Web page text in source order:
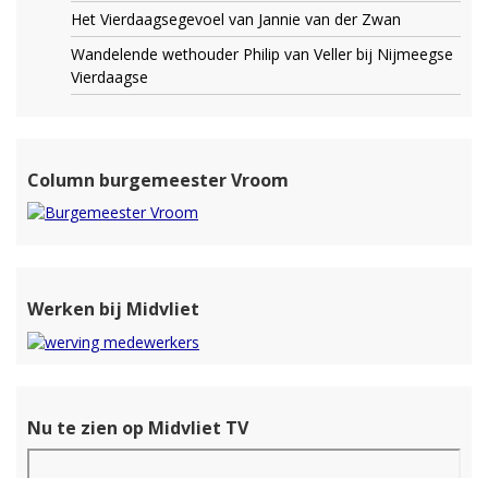
Het Vierdaagsegevoel van Jannie van der Zwan
Wandelende wethouder Philip van Veller bij Nijmeegse
Vierdaagse
Column burgemeester Vroom
Werken bij Midvliet
Nu te zien op Midvliet TV